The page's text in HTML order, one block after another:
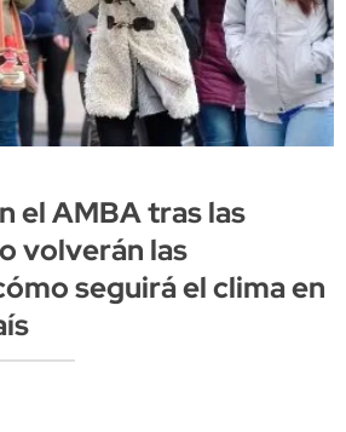
el AMBA tras las
volverán las
seguirá el clima en